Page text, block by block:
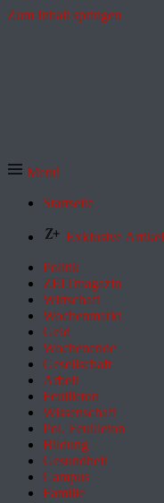
Zum Inhalt springen
Menü
Startseite
Exklusive Artikel
Politik
ZEITmagazin
Wirtschaft
Wochenmarkt
Geld
Wochenende
Gesellschaft
Arbeit
Feuilleton
Wissenschaft
Pol. Feuilleton
Bildung
Gesundheit
Campus
Familie